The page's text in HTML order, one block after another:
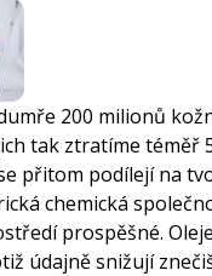
200 milionů
tak ztratíme téměř
přitom podílejí na
chemická
prospěšné.
údajně snižují